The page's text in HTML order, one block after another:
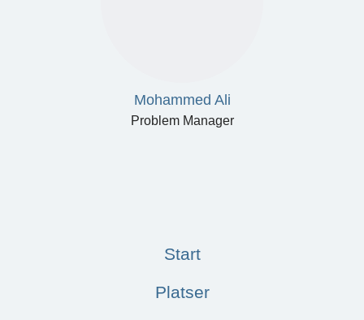
Mohammed Ali
Problem Manager
Start
Platser